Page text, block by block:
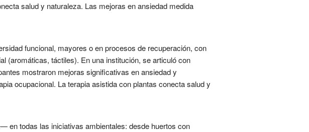
salud y naturaleza. Las mejoras en ansiedad medida
funcional, mayores o en procesos de recuperación, con
(aromáticas, táctiles). En una institución, se articuló con
mostraron mejoras significativas en ansiedad y
ocupacional. La terapia asistida con plantas conecta salud y
en todas las iniciativas ambientales: desde huertos con